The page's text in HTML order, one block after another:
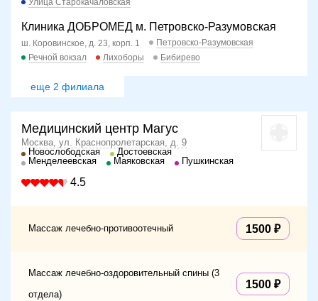
Улица Старокачаловская
Клиника ДОБРОМЕД м. Петровско-Разумовская
ш. Коровинское, д. 23, корп. 1
Петровско-Разумовская
Речной вокзал
Лихоборы Бибирево
еще 2 филиала
Медицинский центр Магус
Москва, ул. Краснопролетарская, д. 9
Новослободская
Достоевская
Менделеевская
Маяковская Пушкинская
4.5
Массаж лечебно-противоотечный 1500
Массаж лечебно-оздоровительный спины (3
отдела)
1500